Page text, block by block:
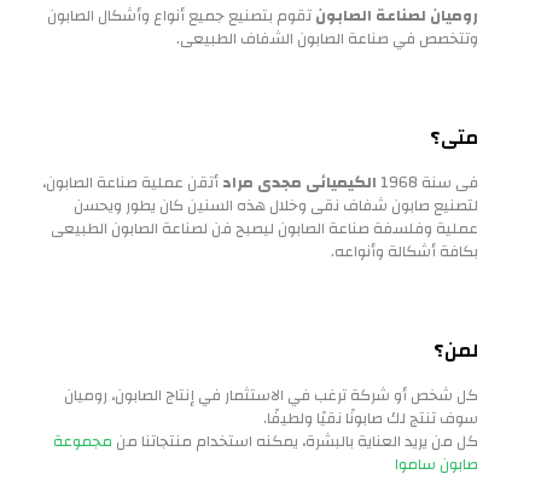
روميان لصناعة الصابونتقوم بتصنيع جميع أنواع وأشكال الصابون
وتتخصص في صناعة الصابون الشفاف الطبيعى.
متى؟
فى سنة 1968 الكيميائى مجدى مرادأتقن عملية صناعة الصابون،
لتصنيع صابون شفاف نقى وخلال هذه السنين كان يطور ويحسن
عملية وفلسفة صناعة الصابون ليصبح فن لصناعة الصابون الطبيعى
بكافة أشكالة وأنواعه.
لمن؟
كل شخص أو شركة ترغب في الاستثمار في إنتاج الصابون، روميان
سوف تنتج لك صابونًا نقيًا ولطيفًا.
كل من يريد العناية بالبشرة، يمكنه استخدام منتجاتنا من مجموعة
صابون ساموا